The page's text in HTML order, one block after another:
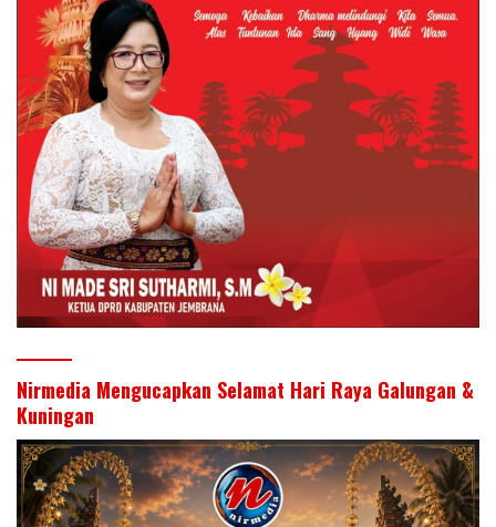
Nirmedia Mengucapkan Selamat Hari Raya Galungan &
Kuningan